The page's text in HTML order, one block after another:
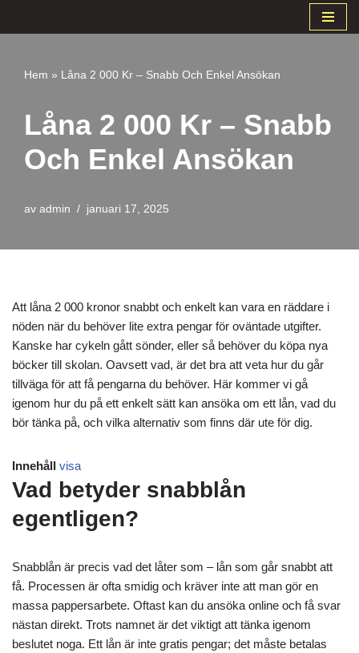
innehåll
Hem » Låna 2 000 Kr – Snabb Och Enkel Ansökan
Låna 2 000 Kr – Snabb
Och Enkel Ansökan
av admin januari 17, 2025
Att låna 2 000 kronor snabbt och enkelt kan vara en räddare i
nöden när du behöver lite extra pengar för oväntade utgifter.
Kanske har cykeln gått sönder, eller så behöver du köpa nya
böcker till skolan. Oavsett vad, är det bra att veta hur du går
tillväga för att få pengarna du behöver. Här kommer vi gå
igenom hur du på ett enkelt sätt kan ansöka om ett lån, vad du
bör tänka på, och vilka alternativ som finns där ute för dig.
Innehåll visa
Vad betyder snabblån
egentligen?
Snabblån är precis vad det låter som – lån som går snabbt att
få. Processen är ofta smidig och kräver inte att man gör en
massa pappersarbete. Oftast kan du ansöka online och få svar
nästan direkt. Trots namnet är det viktigt att tänka igenom
beslutet noga. Ett lån är inte gratis pengar; det måste betalas